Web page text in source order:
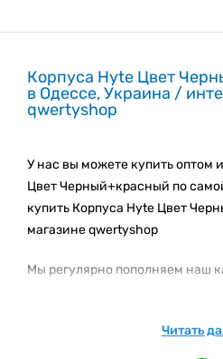
Корпуса Hyte Цвет
в Одессе, Украина /
qwertyshop
У нас вы можете купить оптом
Цвет Черный+красный по
купить Корпуса Hyte Цвет
магазине qwertyshop
Мы регулярно пополняем наш
наших акционных
Читать